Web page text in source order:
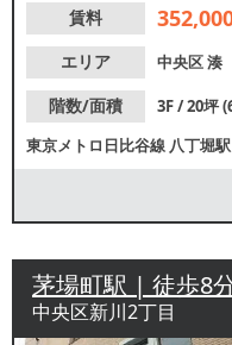
賃料
エリア
中央区湊
階数/面積
3F / 20坪
東京メトロ日比谷線 八丁堀駅
茅場町駅 | 徒歩8
中央区新川2丁目